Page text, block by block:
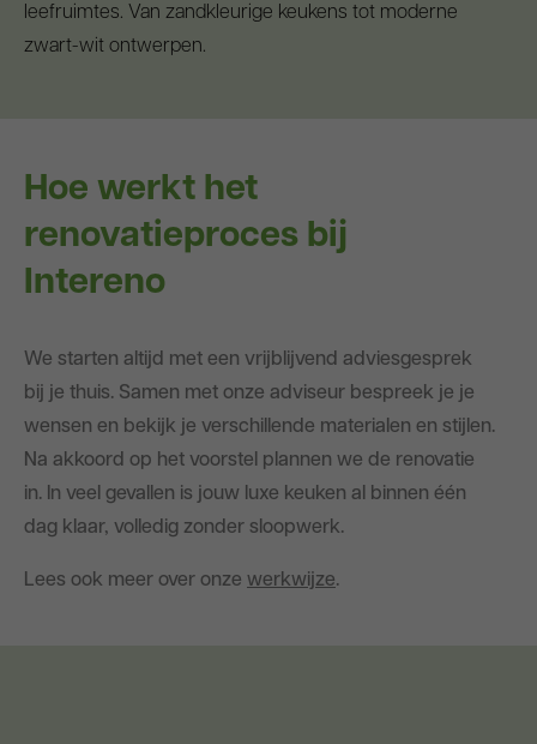
leefruimtes. Van zandkleurige keukens tot moderne
zwart-wit ontwerpen.
Hoe werkt het
renovatieproces bij
Intereno
We starten altijd met een vrijblijvend adviesgesprek
bij je thuis. Samen met onze adviseur bespreek je je
wensen en bekijk je verschillende materialen en stijlen.
Na akkoord op het voorstel plannen we de renovatie
in. In veel gevallen is jouw luxe keuken al binnen één
dag klaar, volledig zonder sloopwerk.
Lees ook meer over onze werkwijze.